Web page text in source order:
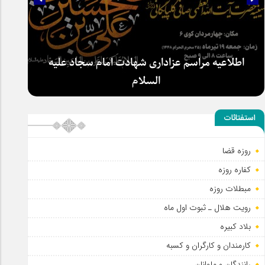
اطلاعیه مراسم عزاداری شهادت امام سجاد علیه
السلام
استفتائات
روزه قضا
کفاره روزه
مبطلات روزه
رویت هلال ـ ثبوت اول ماه
بلاد کبیره
کارمندان و کارگران و کسبه